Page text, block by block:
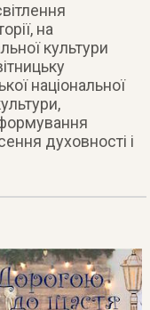
на
культури
національної
духовності і